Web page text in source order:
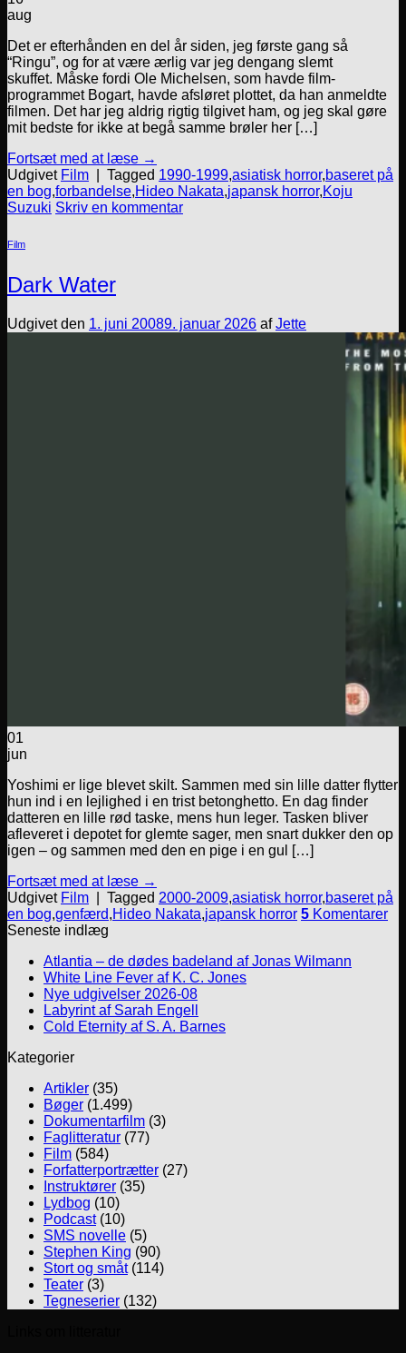
aug
Det er efterhånden en del år siden, jeg første gang så
“Ringu”, og for at være ærlig var jeg dengang slemt
skuffet. Måske fordi Ole Michelsen, som havde film-
programmet Bogart, havde afsløret plottet, da han anmeldte
filmen. Det har jeg aldrig rigtig tilgivet ham, og jeg skal gøre
mit bedste for ikke at begå samme brøler her […]
Fortsæt med at læse →
Udgivet Film Tagged 1990-1999,asiatisk horror,baseret på
en bog,forbandelse,Hideo Nakata,japansk horror,Koju
Suzuki Skriv en kommentar
Film
Dark Water
Udgivet den 1. juni 20089. januar 2026 afJette
01
jun
Yoshimi er lige blevet skilt. Sammen med sin lille datter flytter
hun ind i en lejlighed i en trist betonghetto. En dag finder
datteren en lille rød taske, mens hun leger. Tasken bliver
afleveret i depotet for glemte sager, men snart dukker den op
igen – og sammen med den en pige i en gul […]
Fortsæt med at læse →
Udgivet Film Tagged 2000-2009,asiatisk horror,baseret på
en bog,genfærd,Hideo Nakata,japansk horror 5 Komentarer
Seneste indlæg
Atlantia – de dødes badeland af Jonas Wilmann
White Line Fever af K. C. Jones
Nye udgivelser 2026-08
Labyrint af Sarah Engell
Cold Eternity af S. A. Barnes
Kategorier
Artikler (35)
Bøger (1.499)
Dokumentarfilm (3)
Faglitteratur (77)
Film (584)
Forfatterportrætter (27)
Instruktører (35)
Lydbog (10)
Podcast(10)
SMS novelle (5)
Stephen King (90)
Stort og småt(114)
Teater (3)
Tegneserier (132)